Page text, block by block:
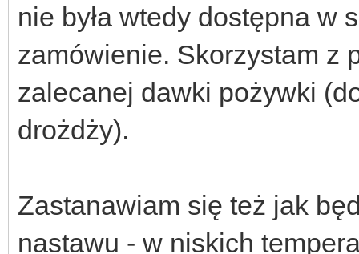
nie była wtedy dostępna w
zamówienie. Skorzystam z
zalecanej dawki pożywki
drożdży).
Zastanawiam się też jak
nastawu - w niskich